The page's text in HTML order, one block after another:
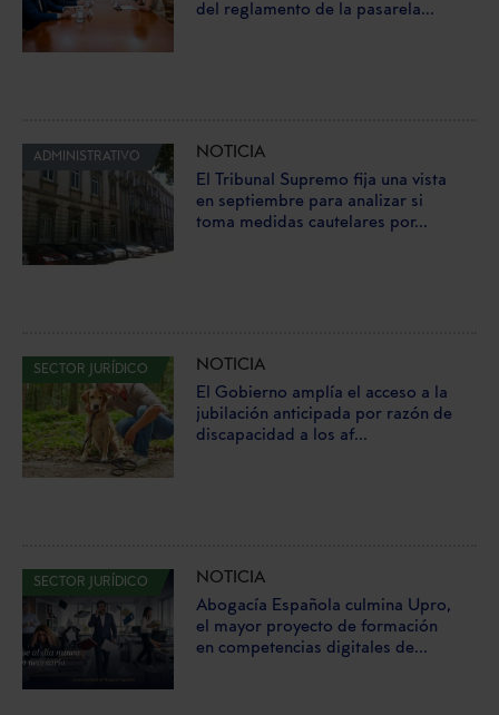
del reglamento de la pasarela...
ADMINISTRATIVO
NOTICIA
El Tribunal Supremo fija una vista
en septiembre para analizar si
toma medidas cautelares por...
SECTOR JURÍDICO
NOTICIA
El Gobierno amplía el acceso a la
jubilación anticipada por razón de
discapacidad a los af...
SECTOR JURÍDICO
NOTICIA
Abogacía Española culmina Upro,
el mayor proyecto de formación
en competencias digitales de...